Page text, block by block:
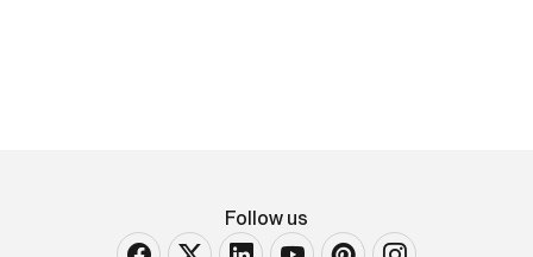
Follow us